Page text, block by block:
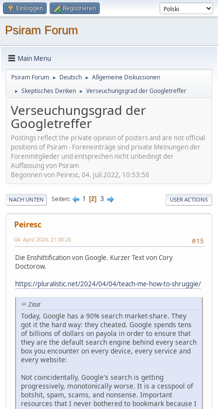
Einloggen Registrieren
Psiram Forum
Main Menu
Psiram Forum ► Deutsch ► Allgemeine Diskussionen
► Skeptisches Denken ► Verseuchungsgrad der Googletreffer
Verseuchungsgrad der
Googletreffer
Postings reflect the private opinion of posters and are not official
positions of Psiram - Foreneinträge sind private Meinungen der
Forenmitglieder und entsprechen nicht unbedingt der
Auffassung von Psiram
Begonnen von Peiresc, 04. Juli 2022, 10:53:56
NACH UNTEN Seiten 1 2 3 USER ACTIONS
Peiresc
#15
04. April 2024, 21:00:26
Die Enshittification von Google. Kurzer Text von Cory
Doctorow.
https://pluralistic.net/2024/04/04/teach-me-how-to-shruggie/
Zitat
Today, Google has a 90% search market-share. They
got it the hard way: they cheated. Google spends tens
of billions of dollars on payola in order to ensure that
they are the default search engine behind every search
box you encounter on every device, every service and
every website:
Not coincidentally, Google's search is getting
progressively, monotonically worse. It is a cesspool of
botshit, spam, scams, and nonsense. Important
resources that I never bothered to bookmark because I